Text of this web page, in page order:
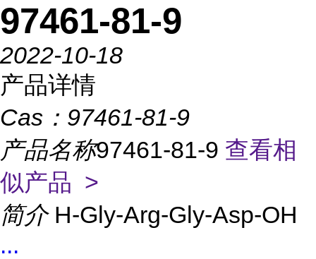
97461-81-9
2022-10-18
产品详情
Cas： 97461-81-9
产品名称97461-81-9 查看相
似产品 >
简介 H-Gly-Arg-Gly-Asp-OH
...